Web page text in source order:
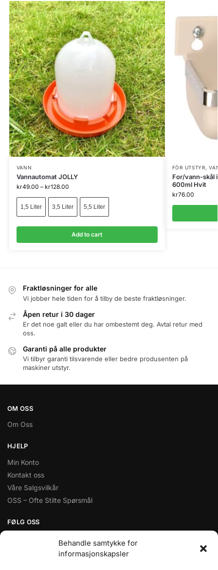
Behandle samtykke for
informasjonskapsler
VANN
Vannautomat JOLLY
kr49.00 – kr128.00
1,5 Liter 3,5 Liter 5,5 Liter
Add to cart
FÒR UTSTYR,
For/vann-skål
600ml Hvit
kr76.00
Fraktløsninger for alle
Vi jobber hele tiden for å tilby de beste fraktløsninger.
Åpen retur i 30 dager
Er det noe galt eller du har ombestemt deg. Avtal retur med
oss.
Garanti på alle produkter
Vi tilbyr garanti tilsvarende eller bedre produsenten på
maskiner utstyr.
OM OSS
Om Oss
HJELP
Min Konto
Kontakt oss
Våre Salgsvilkår
OSS – Ofte Stilte Spørsmål
FØLG OSS
TILBAKEMELDINGER FRA KUNDER